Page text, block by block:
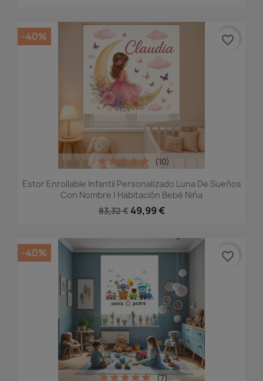
Estor Enrollable Infantil Personalizado Luna De Sueños
Con Nombre | Habitación Bebé Niña
83,32 € 49,99 €
(10)
-40% favorite_border
(7)
-40% favorite_border